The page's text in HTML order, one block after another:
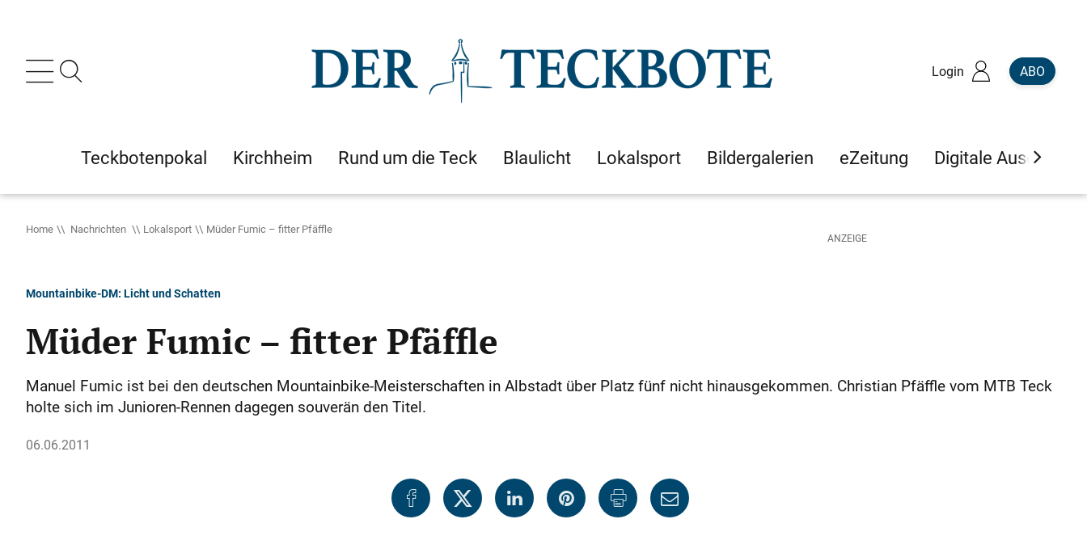
Login ABO
Teckbotenpokal Kirchheim Rund um die Teck Blaulicht Lokalsport Bildergalerien eZeitung Digitale Ausgaben
Home Nachrichten Lokalsport Müder Fumic – fitter Pfäffle
Mountainbike-DM: Licht und Schatten
Müder Fumic – fitter Pfäffle
Manuel Fumic ist bei den deutschen Mountainbike-Meisterschaften in Albstadt über Platz fünf nicht hinausgekommen. Christian Pfäffle vom MTB Teck
holte sich im Junioren-Rennen dagegen souverän den Titel.
06.06.2011